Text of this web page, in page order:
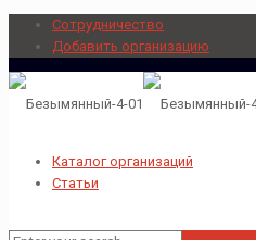
Сотрудничество
Добавить организацию
Каталог организаций
Статьи